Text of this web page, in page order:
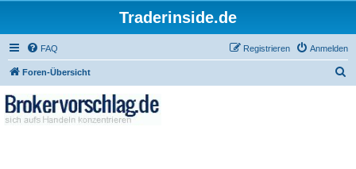
Traderinside.de
FAQ Anmelden
Registrieren
Foren-Übersicht